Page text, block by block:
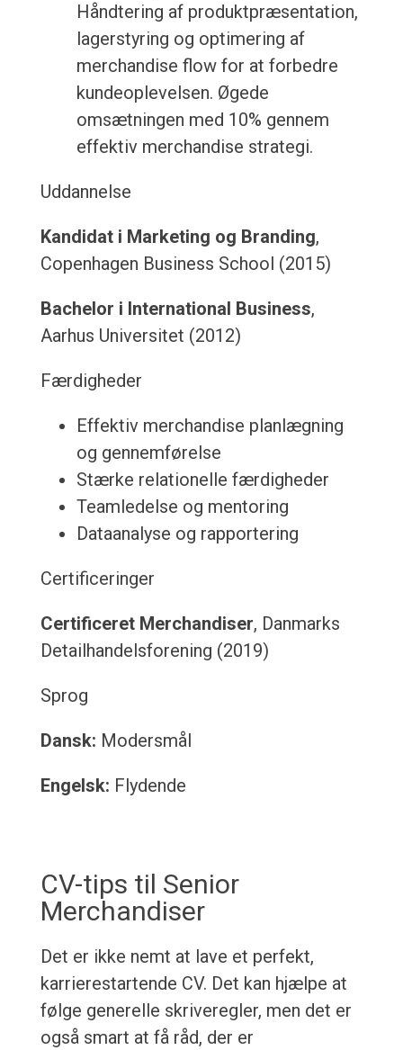
Håndtering af produktpræsentation,
lagerstyring og optimering af
merchandise flow for at forbedre
kundeoplevelsen. Øgede
omsætningen med 10% gennem
effektiv merchandise strategi.
Uddannelse
Kandidat i Marketing og Branding,
Copenhagen Business School (2015)
Bachelor i International Business,
Aarhus Universitet (2012)
Færdigheder
Effektiv merchandise planlægning
og gennemførelse
Stærke relationelle færdigheder
Teamledelse og mentoring
Dataanalyse og rapportering
Certificeringer
Certificeret Merchandiser, Danmarks
Detailhandelsforening (2019)
Sprog
Dansk: Modersmål
Engelsk: Flydende
CV-tips til Senior
Merchandiser
Det er ikke nemt at lave et perfekt,
karrierestartende CV. Det kan hjælpe at
følge generelle skriveregler, men det er
også smart at få råd, der er